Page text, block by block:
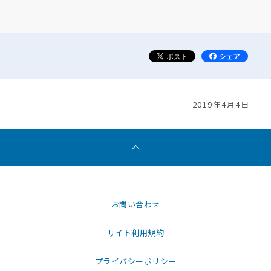
2019年4月4日
お問い合わせ
サイト利用規約
プライバシーポリシー